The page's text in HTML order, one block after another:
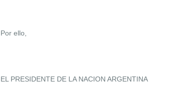
Por ello,
EL PRESIDENTE DE LA NACION ARGENTINA